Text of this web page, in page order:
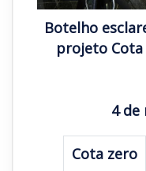
Botelho
projeto
4 de
Cota zero